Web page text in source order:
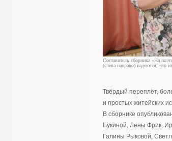
Составитель сборника «На
(слева направо) надеются,
Твёрдый переплёт,
и простых житейских
В сборнике
Букиной, Лены Фрик,
Галины Рыковой,